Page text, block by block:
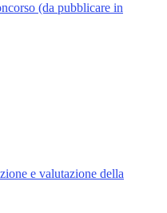
(da pubblicare in
e valutazione della